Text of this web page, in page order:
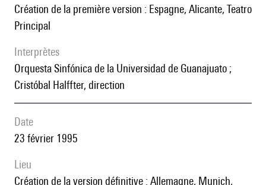
création de la première version : Espagne, Alicante, Teatro
Principal
interprètes
Orquesta Sinfónica de la Universidad de Guanajuato ;
Cristóbal Halffter, direction
date
23 février 1995
lieu
création de la version définitive : Allemagne, Munich,